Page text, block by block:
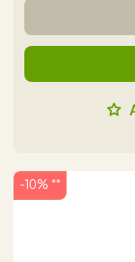
-10% **